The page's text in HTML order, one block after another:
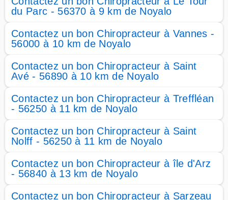
du Parc - 56370 à 9 km de Noyalo
Contactez un bon Chiropracteur à Vannes -
56000 à 10 km de Noyalo
Contactez un bon Chiropracteur à Saint
Avé - 56890 à 10 km de Noyalo
Contactez un bon Chiropracteur à Treffléan
- 56250 à 11 km de Noyalo
Contactez un bon Chiropracteur à Saint
Nolff - 56250 à 11 km de Noyalo
Contactez un bon Chiropracteur à île d'Arz
- 56840 à 13 km de Noyalo
Contactez un bon Chiropracteur à Sarzeau